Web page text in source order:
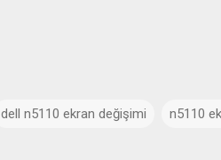
dell n5110 ekran değişimi n5110